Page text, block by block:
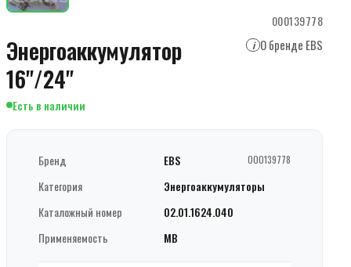
000139778
Энергоаккумулятор
16"/24"
i О бренде EBS
Есть в наличии
Бренд EBS 000139778
Категория
Энергоаккумуляторы
Каталожный номер
02.01.1624.040
Применяемость
MB